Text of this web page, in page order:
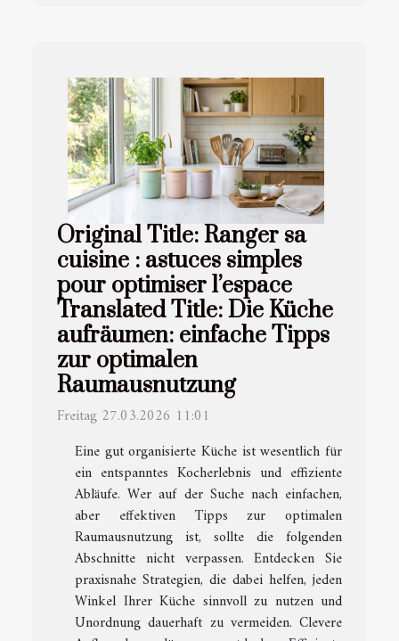
Original Title: Ranger sa
cuisine : astuces simples
pour optimiser l’espace
Translated Title: Die Küche
aufräumen: einfache Tipps
zur optimalen
Raumausnutzung
Freitag 27.03.2026 11:01
Eine gut organisierte Küche ist wesentlich für
ein entspanntes Kocherlebnis und effiziente
Abläufe. Wer auf der Suche nach einfachen,
aber effektiven Tipps zur optimalen
Raumausnutzung ist, sollte die folgenden
Abschnitte nicht verpassen. Entdecken Sie
praxisnahe Strategien, die dabei helfen, jeden
Winkel Ihrer Küche sinnvoll zu nutzen und
Unordnung dauerhaft zu vermeiden. Clevere